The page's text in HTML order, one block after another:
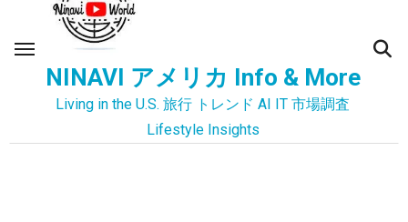
NINAVI アメリカ Info & More
Living in the U.S. 旅行 トレンド AI IT 市場調査
Lifestyle Insights